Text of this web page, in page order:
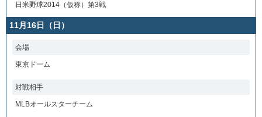
日米野球2014（仮称）第3戦
11月16日（日）
会場
東京ドーム
対戦相手
MLBオールスターチーム